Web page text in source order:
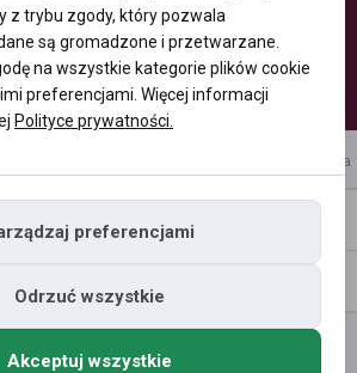
reklama
wiadomość
z trybu zgody, który pozwala
są gromadzone i przetwarzane.
na wszystkie kategorie plików cookie
preferencjami. Więcej informacji
Polityce prywatności.
preferencjami
Odrzuć wszystkie
Akceptuj wszystkie